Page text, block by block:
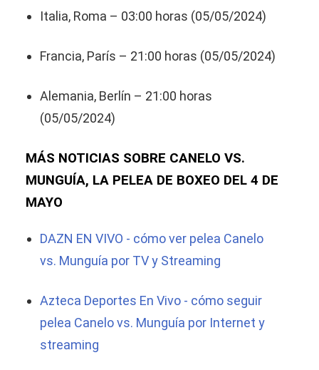
Italia, Roma – 03:00 horas (05/05/2024)
Francia, París – 21:00 horas (05/05/2024)
Alemania, Berlín – 21:00 horas
(05/05/2024)
MÁS NOTICIAS SOBRE CANELO VS.
MUNGUÍA, LA PELEA DE BOXEO DEL 4 DE
MAYO
DAZN EN VIVO - cómo ver pelea Canelo
vs. Munguía por TV y Streaming
Azteca Deportes En Vivo - cómo seguir
pelea Canelo vs. Munguía por Internet y
streaming